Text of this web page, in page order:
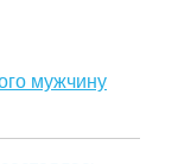
мужчину